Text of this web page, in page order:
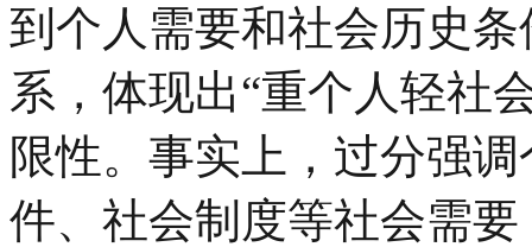
到个人需要和社会历史
系，体现出“重个人轻社
限性。事实上，过分强
件、社会制度等社会需